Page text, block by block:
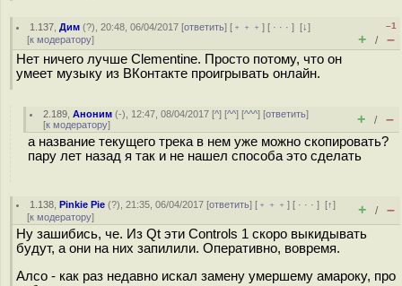
1.137 ,Дим (?), 20:48, 06/04/2017 [ответить] [ ﹢﹢﹢] [ · · ·][↓]
[к модератору]
–1
+ / –
Нет ничего лучше Clementine. Просто потому, что он
умеет музыку из ВКонтакте проигрывать онлайн.
2.189 ,Аноним (-), 12:47, 08/04/2017 [^] [^^] [^^^] [ответить]
[к модератору] + / –
а название текущего трека в нем уже можно скопировать?
пару лет назад я так и не нашел способа это сделать
1.138 ,Pinkie Pie (?), 21:35, 06/04/2017 [ответить] [ ﹢﹢﹢] [ · · ·][↑]
[к модератору] + / –
Ну зашибись, че. Из Qt эти Controls 1 скоро выкидывать
будут, а они на них запилили. Оперативно, вовремя.
Алсо - как раз недавно искал замену умершему амароку, про